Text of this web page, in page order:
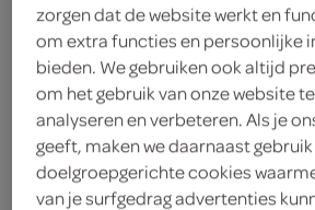
garnalen roze
3.
39
100 Gram
zorgen dat de website werkt en
om extra functies en persoonlijke
bieden. We gebruiken ook altijd
om het gebruik van onze website
analyseren en verbeteren. Als je
geeft, maken we daarnaast
doelgroepgerichte cookies
van je surfgedrag advertenties